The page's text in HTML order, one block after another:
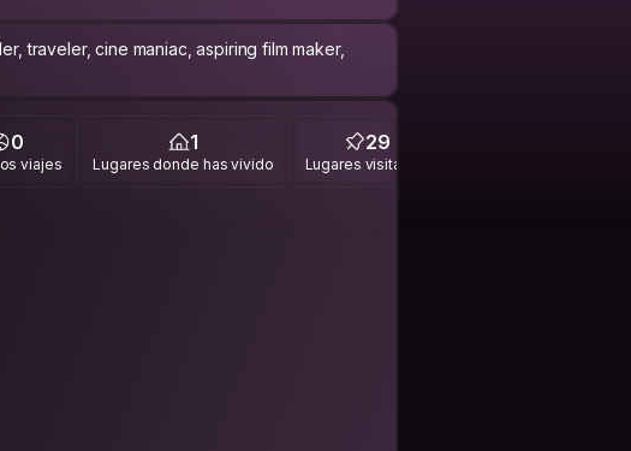
traveler, cine maniac, aspiring film maker,
0
viajes
1
Lugares donde has vivido
29
Lugares visitados